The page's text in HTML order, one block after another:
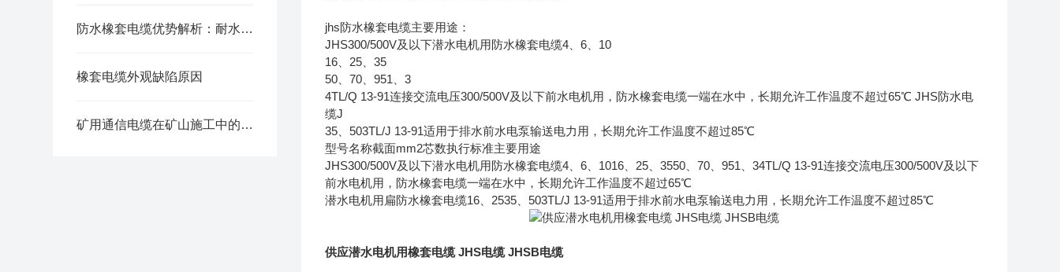
防水橡套电缆优势解析：耐水耐磨户外专用线缆
橡套电缆外观缺陷原因
矿用通信电缆在矿山施工中的应用前景如何
jhs防水橡套电缆主要用途：
JHS300/500V及以下潜水电机用防水橡套电缆4、6、10
16、25、35
50、70、951、3
4TL/Q 13-91连接交流电压300/500V及以下前水电机用，防水橡套电缆一端在水中，长期允许工作温度不超过65℃ JHS防水电
缆J
35、503TL/J 13-91适用于排水前水电泵输送电力用，长期允许工作温度不超过85℃
型号名称截面mm2芯数执行标准主要用途
JHS300/500V及以下潜水电机用防水橡套电缆4、6、1016、25、3550、70、951、34TL/Q 13-91连接交流电压300/500V及以下
前水电机用，防水橡套电缆一端在水中，长期允许工作温度不超过65℃
潜水电机用扁防水橡套电缆16、2535、503TL/J 13-91适用于排水前水电泵输送电力用，长期允许工作温度不超过85℃
供应潜水电机用橡套电缆 JHS电缆 JHSB电缆